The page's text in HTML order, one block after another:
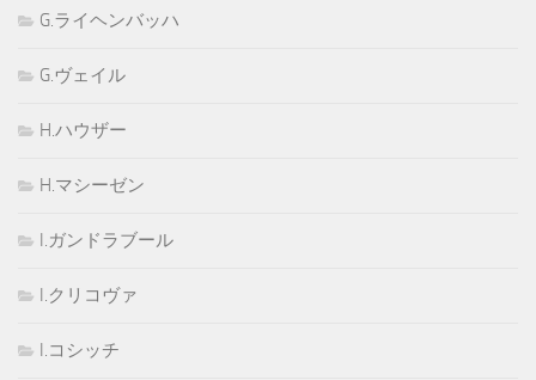
G.ライヘンバッハ
G.ヴェイル
H.ハウザー
H.マシーゼン
I.ガンドラブール
I.クリコヴァ
I.コシッチ